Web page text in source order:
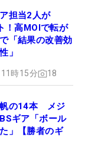
担当2人が
！高MOIで転が
「結果の改善効
」
時15分 18
帆の14本 メジ
ギア「ボール
」【勝者のギ